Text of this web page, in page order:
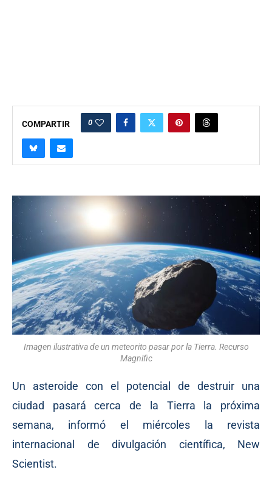
COMPARTIR 0
Imagen ilustrativa de un meteorito pasar por la Tierra. Recurso
Magnific
Un asteroide con el potencial de destruir una
ciudad pasará cerca de la Tierra la próxima
semana, informó el miércoles la revista
internacional de divulgación científica, New
Scientist.